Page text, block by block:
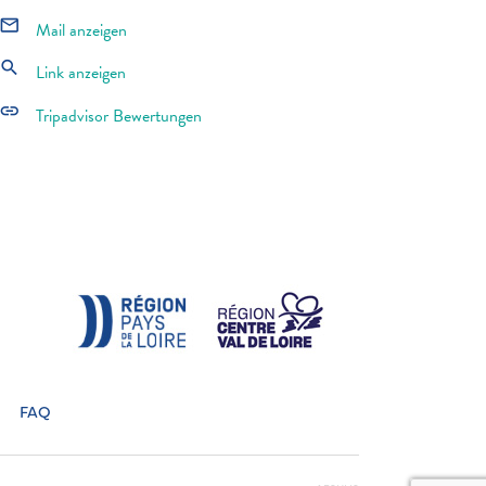
mail_outline Mail anzeigen
search Link anzeigen
link Tripadvisor Bewertungen
FAQ